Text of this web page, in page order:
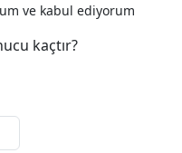
ve kabul ediyorum
kaçtır?